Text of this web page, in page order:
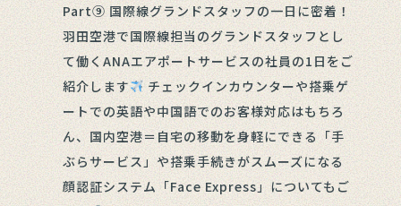
Part⑨ 国際線グランドスタッフの一日に密着！
羽田空港で国際線担当のグランドスタッフとし
て働くANAエアポートサービスの社員の1日をご
紹介します
チェックインカウンターや搭乗ゲ
ートでの英語や中国語でのお客様対応はもちろ
ん、国内空港＝自宅の移動を身軽にできる「手
ぶらサービス」や搭乗手続きがスムーズになる
顔認証システム「Face Express」についてもご